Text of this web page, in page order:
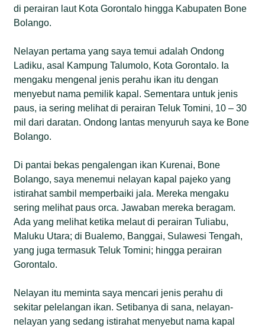
di perairan laut Kota Gorontalo hingga Kabupaten Bone
Bolango.
Nelayan pertama yang saya temui adalah Ondong
Ladiku, asal Kampung Talumolo, Kota Gorontalo. Ia
mengaku mengenal jenis perahu ikan itu dengan
menyebut nama pemilik kapal. Sementara untuk jenis
paus, ia sering melihat di perairan Teluk Tomini, 10 – 30
mil dari daratan. Ondong lantas menyuruh saya ke Bone
Bolango.
Di pantai bekas pengalengan ikan Kurenai, Bone
Bolango, saya menemui nelayan kapal pajeko yang
istirahat sambil memperbaiki jala. Mereka mengaku
sering melihat paus orca. Jawaban mereka beragam.
Ada yang melihat ketika melaut di perairan Tuliabu,
Maluku Utara; di Bualemo, Banggai, Sulawesi Tengah,
yang juga termasuk Teluk Tomini; hingga perairan
Gorontalo.
Nelayan itu meminta saya mencari jenis perahu di
sekitar pelelangan ikan. Setibanya di sana, nelayan-
nelayan yang sedang istirahat menyebut nama kapal